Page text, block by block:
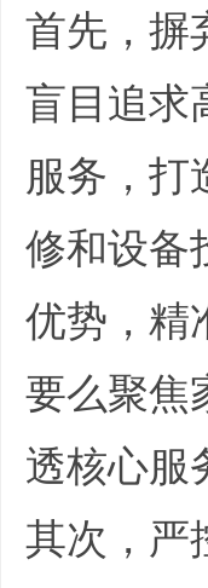
首先，摒
盲目追求
服务，打
修和设备
优势，精
要么聚焦
透核心服
其次，严